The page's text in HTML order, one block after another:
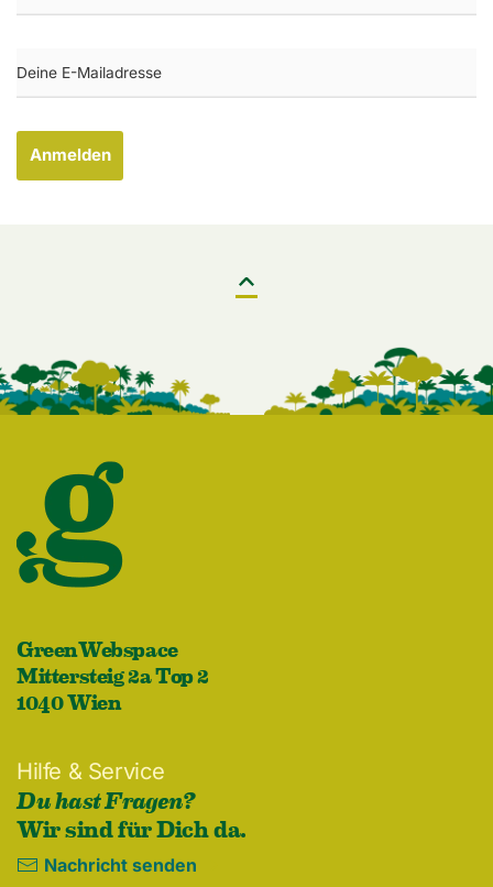
Anmelden
GreenWebspace
Mittersteig 2a Top 2
1040 Wien
Hilfe & Service
Du hast Fragen?
Wir sind für Dich da.
Nachricht senden